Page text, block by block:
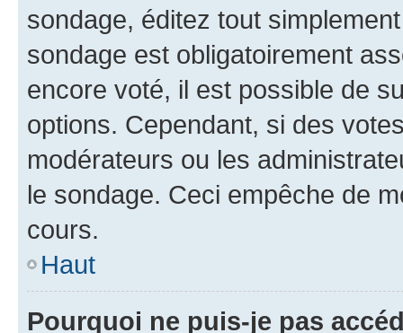
sondage, éditez tout
sondage est obligatoirement
encore voté, il est possible de
options. Cependant, si des
modérateurs ou les
le sondage. Ceci empêche de
cours.
Haut
Pourquoi ne puis-je pas